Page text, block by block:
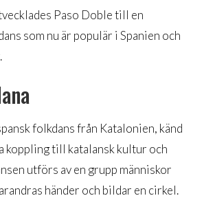
Paso Doble till en
som nu är populär i Spanien och
folkdans från Katalonien, känd
koppling till katalansk kultur och
utförs av en grupp människor
händer och bildar en cirkel.